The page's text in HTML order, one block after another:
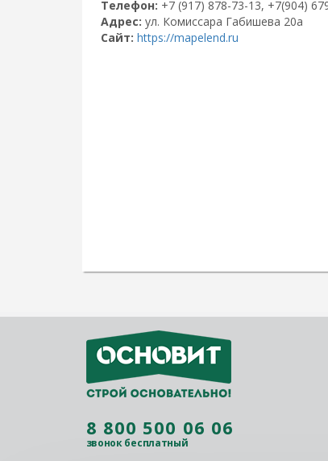
Телефон: +7 (917) 878-73-13, +7(904)
Адрес: ул. Комиссара Габишева 20а
Сайт: https://mapelend.ru
8 800 500 06 06
звонок бесплатный